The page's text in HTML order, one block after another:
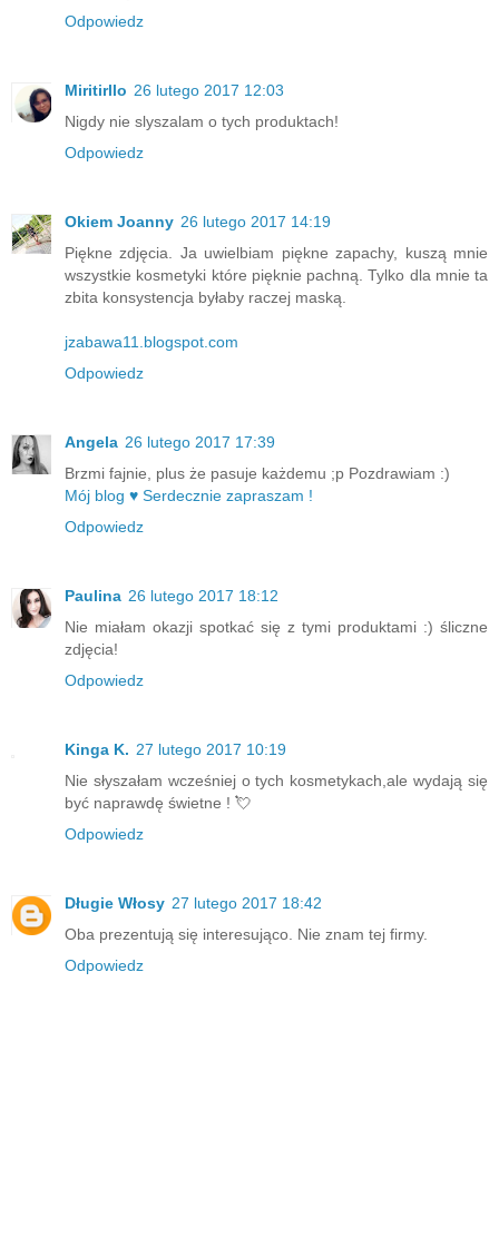
Odpowiedz
Miritirllo 26 lutego 2017 12:03
Nigdy nie slyszalam o tych produktach!
Odpowiedz
Okiem Joanny 26 lutego 2017 14:19
Piękne zdjęcia. Ja uwielbiam piękne zapachy, kuszą mnie
wszystkie kosmetyki które pięknie pachną. Tylko dla mnie ta
zbita konsystencja byłaby raczej maską.
jzabawa11.blogspot.com
Odpowiedz
Angela 26 lutego 2017 17:39
Brzmi fajnie, plus że pasuje każdemu ;p Pozdrawiam :)
Mój blog ♥ Serdecznie zapraszam !
Odpowiedz
Paulina 26 lutego 2017 18:12
Nie miałam okazji spotkać się z tymi produktami :) śliczne
zdjęcia!
Odpowiedz
Kinga K. 27 lutego 2017 10:19
Nie słyszałam wcześniej o tych kosmetykach,ale wydają się
być naprawdę świetne ! 💘
Odpowiedz
Długie Włosy 27 lutego 2017 18:42
Oba prezentują się interesująco. Nie znam tej firmy.
Odpowiedz